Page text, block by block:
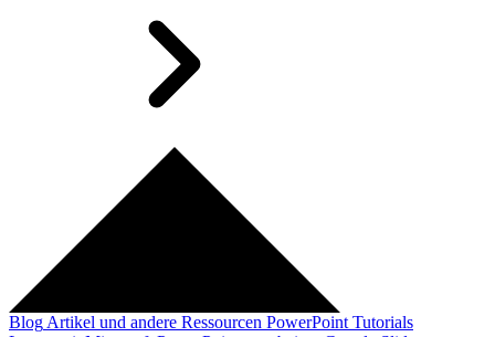
Blog Artikel und andere Ressourcen PowerPoint Tutorials